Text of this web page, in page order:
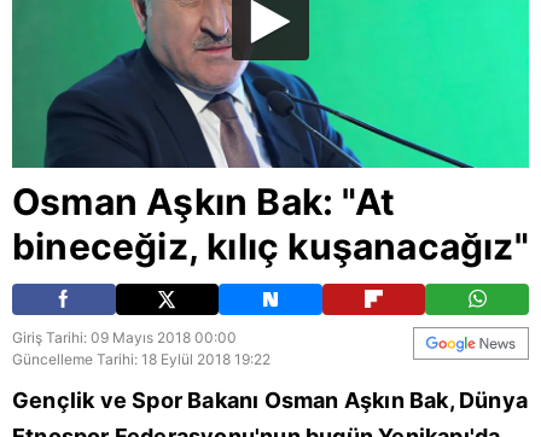
Osman Aşkın Bak: "At
bineceğiz, kılıç kuşanacağız"
Giriş Tarihi: 09 Mayıs 2018 00:00
Güncelleme Tarihi: 18 Eylül 2018 19:22
Gençlik ve Spor Bakanı Osman Aşkın Bak, Dünya